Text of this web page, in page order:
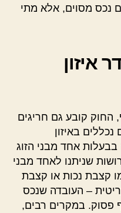
נכס מסוים, אלא מתי
איזון
קובע גם חריגים
באיזון
אחד מבני הזוג
שניתנו לאחד מבני
קצבת נכות או קצבת
– העובדה שנכס
פסוק. במקרים רבים,